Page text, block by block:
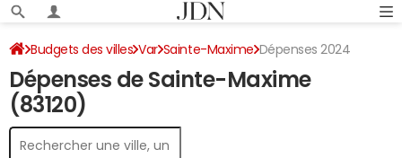
Budgets des villes Var Sainte-Maxime Dépenses 2024
Dépenses de Sainte-Maxime
(83120)